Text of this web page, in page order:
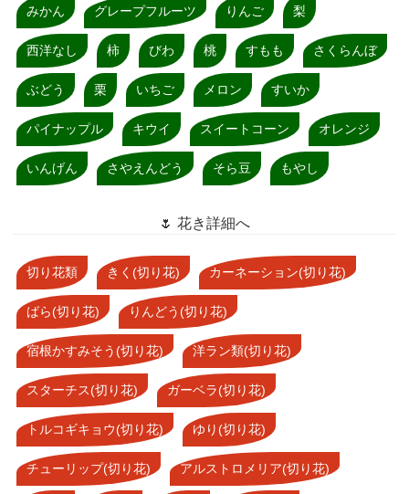
みかん グレープフルーツ りんご 梨
西洋なし 柿 びわ 桃 すもも さくらんぼ
ぶどう 栗 いちご メロン すいか
パイナップル キウイ スイートコーン オレンジ
いんげん さやえんどう そら豆 もやし
🌷 花き詳細へ
切り花類 きく(切り花) カーネーション(切り花)
ばら(切り花) りんどう(切り花)
宿根かすみそう(切り花) 洋ラン類(切り花)
スターチス(切り花) ガーベラ(切り花)
トルコギキョウ(切り花) ゆり(切り花)
チューリップ(切り花) アルストロメリア(切り花)